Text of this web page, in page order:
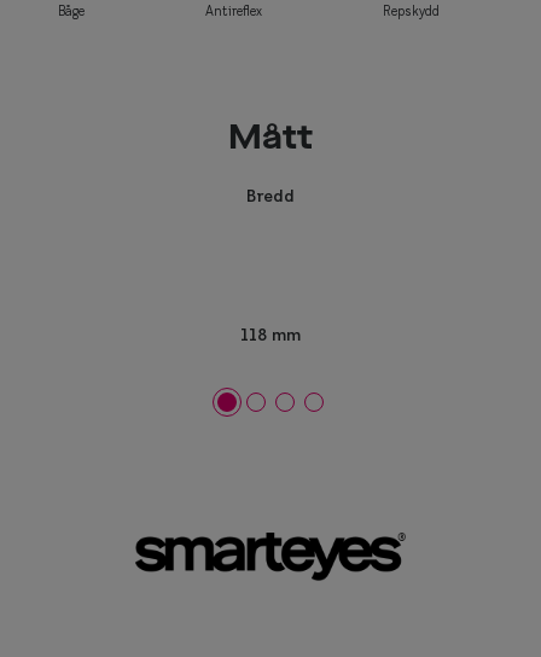
Båge Antireflex Repskydd
Mått
Bredd
118 mm